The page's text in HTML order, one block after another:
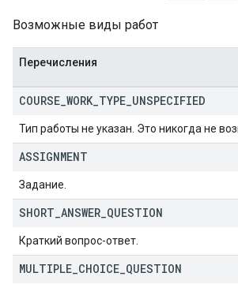
Возможные виды работ
Перечисления
COURSE WORK TYPE UNSPECIFIED
Тип работы не указан. Это никогда не
ASSIGNMENT
Задание.
SHORT ANSWER QUESTION
Краткий вопрос-ответ.
MULTIPLE CHOICE QUESTION